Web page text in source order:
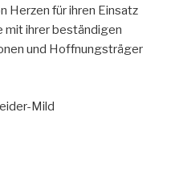
Herzen für ihren Einsatz
mit ihrer beständigen
und Hoffnungsträger
Mild